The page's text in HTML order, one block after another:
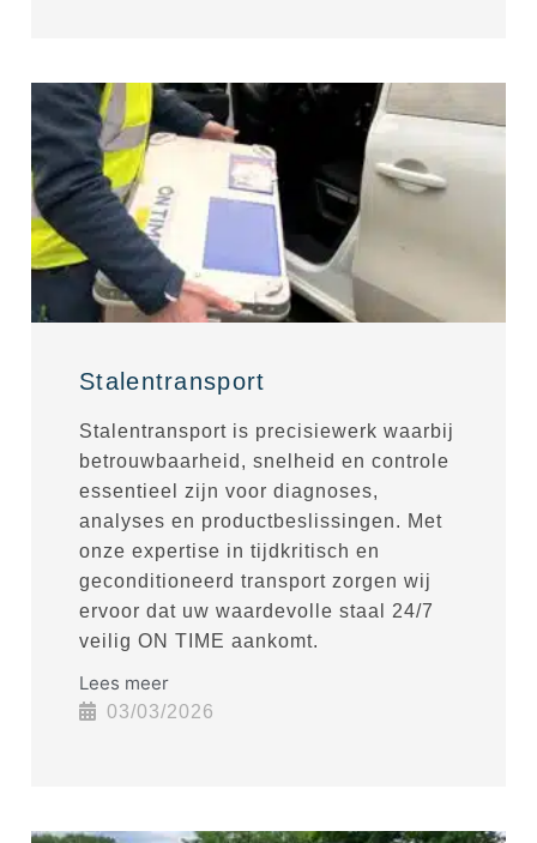
Stalentransport
Stalentransport is precisiewerk waarbij
betrouwbaarheid, snelheid en controle
essentieel zijn voor diagnoses,
analyses en productbeslissingen. Met
onze expertise in tijdkritisch en
geconditioneerd transport zorgen wij
ervoor dat uw waardevolle staal 24/7
veilig ON TIME aankomt.
Lees meer
03/03/2026